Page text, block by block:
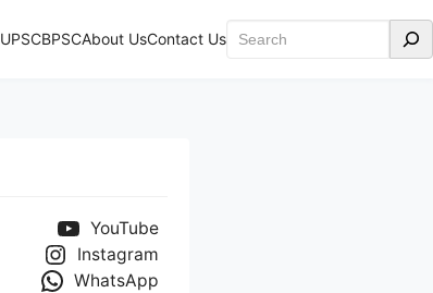
UPSCBPSCAbout UsContact UsSearch
YouTube
Instagram
WhatsApp